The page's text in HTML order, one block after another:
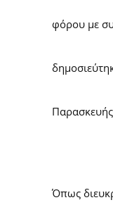
φόρου με
Όπως